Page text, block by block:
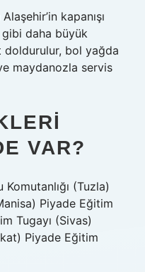
kapanışı
gibi daha büyük
doldurulur, bol yağda
maydanozla servis
VAR?
(Tuzla)
Piyade Eğitim
Tugayı (Sivas)
Piyade Eğitim